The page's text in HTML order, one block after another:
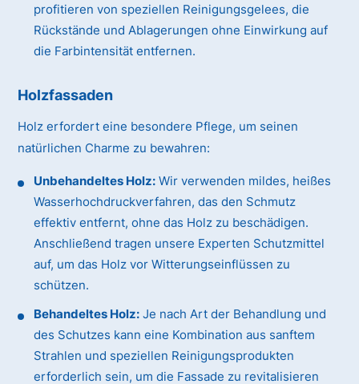
profitieren von speziellen Reinigungsgelees, die
Rückstände und Ablagerungen ohne Einwirkung auf
die Farbintensität entfernen.
Holzfassaden
Holz erfordert eine besondere Pflege, um seinen
natürlichen Charme zu bewahren:
Unbehandeltes Holz: Wir verwenden mildes, heißes
Wasserhochdruckverfahren, das den Schmutz
effektiv entfernt, ohne das Holz zu beschädigen.
Anschließend tragen unsere Experten Schutzmittel
auf, um das Holz vor Witterungseinflüssen zu
schützen.
Behandeltes Holz: Je nach Art der Behandlung und
des Schutzes kann eine Kombination aus sanftem
Strahlen und speziellen Reinigungsprodukten
erforderlich sein, um die Fassade zu revitalisieren